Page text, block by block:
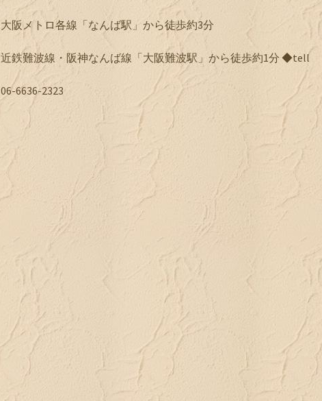
大阪メトロ各線「なんば駅」から徒歩約3分
近鉄難波線・阪神なんば線「大阪難波駅」から徒歩約1分 ◆tell
06-6636-2323